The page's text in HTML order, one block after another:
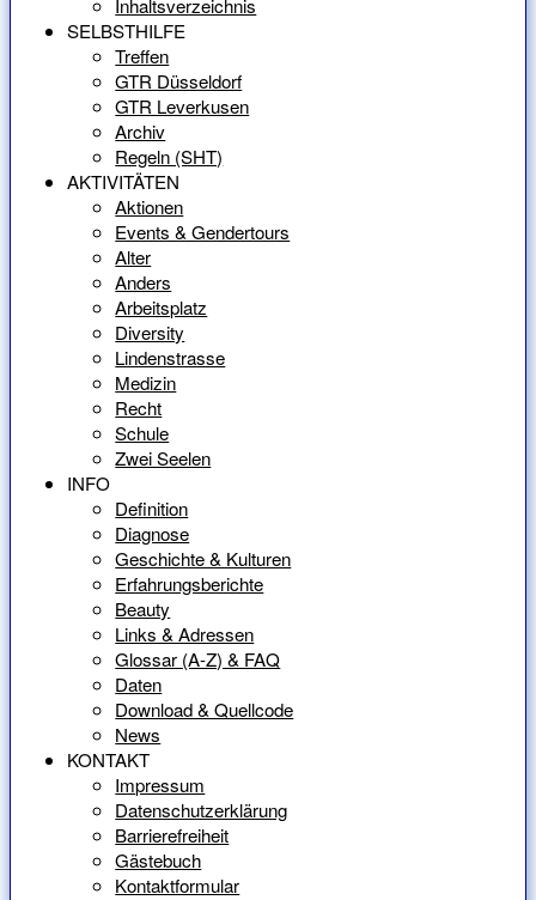
Inhaltsverzeichnis
SELBSTHILFE
Treffen
GTR Düsseldorf
GTR Leverkusen
Archiv
Regeln (SHT)
AKTIVITÄTEN
Aktionen
Events & Gendertours
Alter
Anders
Arbeitsplatz
Diversity
Lindenstrasse
Medizin
Recht
Schule
Zwei Seelen
INFO
Definition
Diagnose
Geschichte & Kulturen
Erfahrungsberichte
Beauty
Links & Adressen
Glossar (A-Z) & FAQ
Daten
Download & Quellcode
News
KONTAKT
Impressum
Datenschutzerklärung
Barrierefreiheit
Gästebuch
Kontaktformular